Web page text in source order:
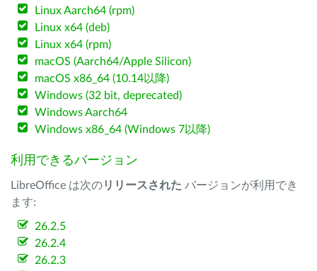
Linux Aarch64 (rpm)
Linux x64 (deb)
Linux x64 (rpm)
macOS (Aarch64/Apple Silicon)
macOS x86_64 (10.14以降)
Windows (32 bit, deprecated)
Windows Aarch64
Windows x86_64 (Windows 7以降)
利用できるバージョン
LibreOffice は次のリリースされた バージョンが利用でき
ます:
26.2.5
26.2.4
26.2.3